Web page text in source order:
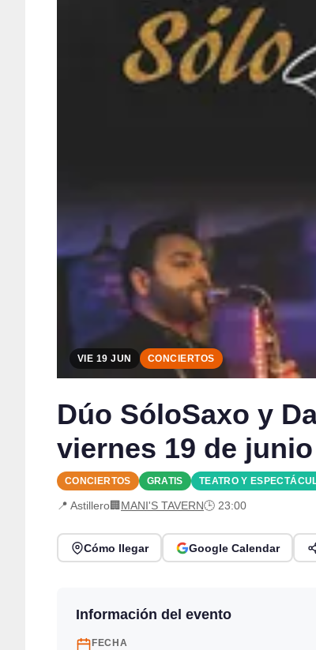
VIE 19 JUN CONCIERTOS
Dúo SóloSaxo y
viernes 19 de junio
CONCIERTOS GRATIS TEATRO Y
📍 Astillero🏢 MANI'S TAVERN🕒 23:00
Cómo llegar Google Calendar
Información del evento
FECHA